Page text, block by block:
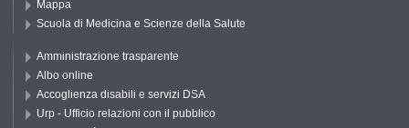
Mappa
Scuola di Medicina e Scienze della Salute
Amministrazione trasparente
Albo online
Accoglienza disabili e servizi DSA
Urp - Ufficio relazioni con il pubblico